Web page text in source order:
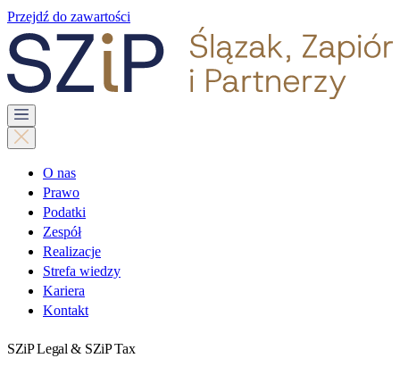
Przejdź do zawartości
O nas
Prawo
Podatki
Zespół
Realizacje
Strefa wiedzy
Kariera
Kontakt
SZiP Legal & SZiP Tax